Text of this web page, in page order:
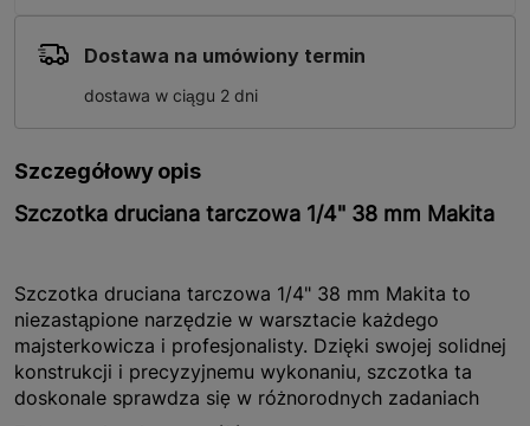
Dostawa na umówiony termin
dostawa w ciągu 2 dni
Szczegółowy opis
Szczotka druciana tarczowa 1/4" 38 mm Makita
Szczotka druciana tarczowa 1/4" 38 mm Makita to
niezastąpione narzędzie w warsztacie każdego
majsterkowicza i profesjonalisty. Dzięki swojej solidnej
konstrukcji i precyzyjnemu wykonaniu, szczotka ta
doskonale sprawdza się w różnorodnych zadaniach